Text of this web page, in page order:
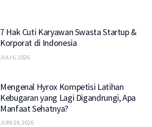
7 Hak Cuti Karyawan Swasta Startup &
Korporat di Indonesia
JULI 6, 2026
Mengenal Hyrox Kompetisi Latihan
Kebugaran yang Lagi Digandrungi, Apa
Manfaat Sehatnya?
JUNI 24, 2026